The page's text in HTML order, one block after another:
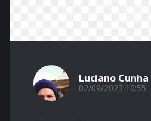
Luciano Cunha
02/09/2023 10:55